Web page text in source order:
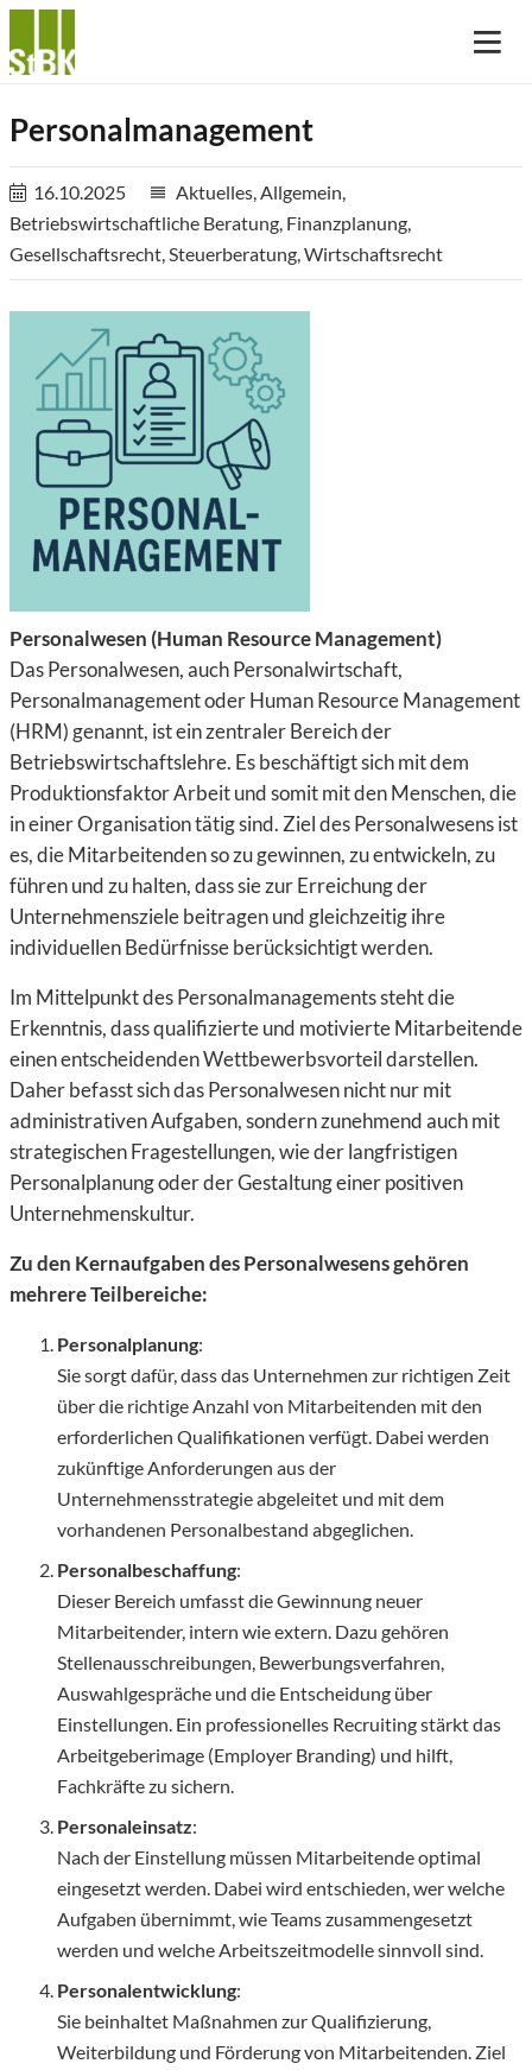
Personalmanagement
16.10.2025 reorder Aktuelles,Allgemein,
Betriebswirtschaftliche Beratung, Finanzplanung,
Gesellschaftsrecht,Steuerberatung,Wirtschaftsrecht
Personalwesen (Human Resource Management)
Das Personalwesen, auch Personalwirtschaft,
Personalmanagement oder Human Resource Management
(HRM) genannt, ist ein zentraler Bereich der
Betriebswirtschaftslehre. Es beschäftigt sich mit dem
ProduktionsfaktorArbeit und somit mit den Menschen, die
in einer Organisation tätig sind. Ziel des Personalwesens ist
es, die Mitarbeitenden so zu gewinnen, zu entwickeln, zu
führen und zu halten, dass sie zur Erreichung der
Unternehmensziele beitragen und gleichzeitig ihre
individuellen Bedürfnisse berücksichtigt werden.
Im Mittelpunkt des Personalmanagements steht die
Erkenntnis, dass qualifizierte und motivierte Mitarbeitende
einen entscheidenden Wettbewerbsvorteil darstellen.
Daher befasst sich das Personalwesen nicht nur mit
administrativen Aufgaben, sondern zunehmend auch mit
strategischen Fragestellungen, wie der langfristigen
Personalplanung oder der Gestaltung einer positiven
Unternehmenskultur.
Zu den Kernaufgaben des Personalwesens gehören
mehrere Teilbereiche:
Personalplanung:
Sie sorgt dafür, dass das Unternehmen zur richtigen Zeit
über die richtige Anzahl von Mitarbeitenden mit den
erforderlichen Qualifikationen verfügt. Dabei werden
zukünftige Anforderungen aus der
Unternehmensstrategie abgeleitet und mit dem
vorhandenen Personalbestand abgeglichen.
Personalbeschaffung:
Dieser Bereich umfasst die Gewinnung neuer
Mitarbeitender, intern wie extern. Dazu gehören
Stellenausschreibungen, Bewerbungsverfahren,
Auswahlgespräche und die Entscheidung über
Einstellungen. Ein professionelles Recruiting stärkt das
Arbeitgeberimage (Employer Branding) und hilft,
Fachkräfte zu sichern.
Personaleinsatz:
Nach der Einstellung müssen Mitarbeitende optimal
eingesetzt werden. Dabei wird entschieden, wer welche
Aufgaben übernimmt, wie Teams zusammengesetzt
werden und welche Arbeitszeitmodelle sinnvoll sind.
Personalentwicklung:
Sie beinhaltet Maßnahmen zur Qualifizierung,
Weiterbildung und Förderung von Mitarbeitenden. Ziel